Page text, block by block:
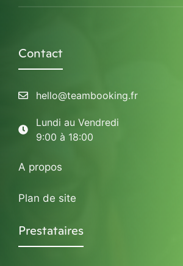
Contact
hello@teambooking.fr
Lundi au Vendredi
9:00 à 18:00
A propos
Plan de site
Prestataires